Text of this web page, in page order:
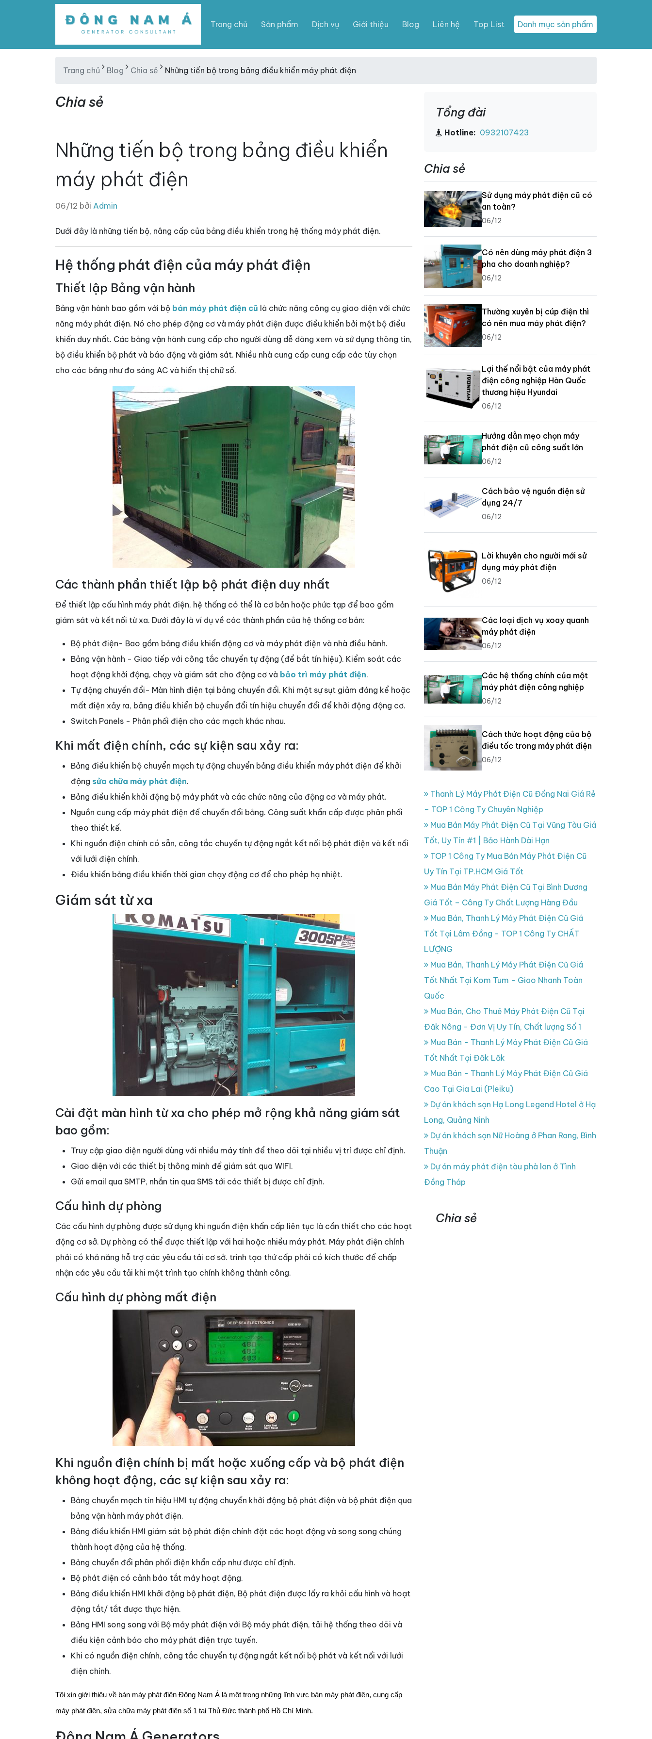
Trang chủ Sản phẩm Dịch vụ Giới thiệu Blog Liên hệ Top List Danh mục sản phẩm
Trang chủ Blog Chia sẻ Những tiến bộ trong bảng điều khiển máy phát điện
Chia sẻ
Những tiến bộ trong bảng điều khiển
máy phát điện
06/12 bởi Admin
Dưới đây là những tiến bộ, nâng cấp của bảng điều khiển trong hệ thống máy phát điện.
Hệ thống phát điện của máy phát điện
Thiết lập Bảng vận hành
Bảng vận hành bao gồm với bộ bán máy phát điện cũ là chức năng công cụ giao diện với chức
năng máy phát điện. Nó cho phép động cơ và máy phát điện được điều khiển bởi một bộ điều
khiển duy nhất. Các bảng vận hành cung cấp cho người dùng dễ dàng xem và sử dụng thông tin,
bộ điều khiển bộ phát và báo động và giám sát. Nhiều nhà cung cấp cung cấp các tùy chọn
cho các bảng như đo sáng AC và hiển thị chữ số.
Các thành phần thiết lập bộ phát điện duy nhất
Để thiết lập cấu hình máy phát điện, hệ thống có thể là cơ bản hoặc phức tạp để bao gồm
giám sát và kết nối từ xa. Dưới đây là ví dụ về các thành phần của hệ thống cơ bản:
Bộ phát điện- Bao gồm bảng điều khiển động cơ và máy phát điện và nhà điều hành.
Bảng vận hành - Giao tiếp với công tắc chuyển tự động (để bắt tín hiệu). Kiểm soát các
hoạt động khởi động, chạy và giám sát cho động cơ và bảo trì máy phát điện.
Tự động chuyển đổi- Màn hình điện tại bảng chuyển đổi. Khi một sự sụt giảm đáng kể hoặc
mất điện xảy ra, bảng điều khiển bộ chuyển đổi tín hiệu chuyển đổi để khởi động động cơ.
Switch Panels - Phân phối điện cho các mạch khác nhau.
Khi mất điện chính, các sự kiện sau xảy ra:
Bảng điều khiển bộ chuyển mạch tự động chuyển bảng điều khiển máy phát điện để khởi
động sửa chữa máy phát điện.
Bảng điều khiển khởi động bộ máy phát và các chức năng của động cơ và máy phát.
Nguồn cung cấp máy phát điện để chuyển đổi bảng. Công suất khẩn cấp được phân phối
theo thiết kế.
Khi nguồn điện chính có sẵn, công tắc chuyển tự động ngắt kết nối bộ phát điện và kết nối
với lưới điện chính.
Điều khiển bảng điều khiển thời gian chạy động cơ để cho phép hạ nhiệt.
Giám sát từ xa
Cài đặt màn hình từ xa cho phép mở rộng khả năng giám sát
bao gồm:
Truy cập giao diện người dùng với nhiều máy tính để theo dõi tại nhiều vị trí được chỉ định.
Giao diện với các thiết bị thông minh để giám sát qua WIFI.
Gửi email qua SMTP, nhắn tin qua SMS tới các thiết bị được chỉ định.
Cấu hình dự phòng
Các cấu hình dự phòng được sử dụng khi nguồn điện khẩn cấp liên tục là cần thiết cho các hoạt
động cơ sở. Dự phòng có thể được thiết lập với hai hoặc nhiều máy phát. Máy phát điện chính
phải có khả năng hỗ trợ các yêu cầu tải cơ sở. trình tạo thứ cấp phải có kích thước để chấp
nhận các yêu cầu tải khi một trình tạo chính không thành công.
Cấu hình dự phòng mất điện
Khi nguồn điện chính bị mất hoặc xuống cấp và bộ phát điện
không hoạt động, các sự kiện sau xảy ra:
Bảng chuyển mạch tín hiệu HMI tự động chuyển khởi động bộ phát điện và bộ phát điện qua
bảng vận hành máy phát điện.
Bảng điều khiển HMI giám sát bộ phát điện chính đặt các hoạt động và song song chúng
thành hoạt động của hệ thống.
Bảng chuyển đổi phân phối điện khẩn cấp như được chỉ định.
Bộ phát điện có cảnh báo tắt máy hoạt động.
Bảng điều khiển HMI khởi động bộ phát điện, Bộ phát điện được lấy ra khỏi cấu hình và hoạt
động tắt/ tắt được thực hiện.
Bảng HMI song song với Bộ máy phát điện với Bộ máy phát điện, tải hệ thống theo dõi và
điều kiện cảnh báo cho máy phát điện trực tuyến.
Khi có nguồn điện chính, công tắc chuyển tự động ngắt kết nối bộ phát và kết nối với lưới
điện chính.
Tôi xin giới thiệu về bán máy phát điện Đông Nam Á là một trong những lĩnh vực bán máy phát điện, cung cấp
máy phát điện, sửa chữa máy phát điện số 1 tại Thủ Đức thành phố Hồ Chí Minh.
Tổng đài
Hotline: 0932107423
Chia sẻ
Sử dụng máy phát điện cũ có
an toàn?
06/12
Có nên dùng máy phát điện 3
pha cho doanh nghiệp?
06/12
Thường xuyên bị cúp điện thì
có nên mua máy phát điện?
06/12
Lợi thế nổi bật của máy phát
điện công nghiệp Hàn Quốc
thương hiệu Hyundai
06/12
Hướng dẫn mẹo chọn máy
phát điện cũ công suất lớn
06/12
Cách bảo vệ nguồn điện sử
dụng 24/7
06/12
Lời khuyên cho người mới sử
dụng máy phát điện
06/12
Các loại dịch vụ xoay quanh
máy phát điện
06/12
Các hệ thống chính của một
máy phát điện công nghiệp
06/12
Cách thức hoạt động của bộ
điều tốc trong máy phát điện
06/12
Thanh Lý Máy Phát Điện Cũ Đồng Nai Giá Rẻ
– TOP 1 Công Ty Chuyên Nghiệp
Mua Bán Máy Phát Điện Cũ Tại Vũng Tàu Giá
Tốt, Uy Tín #1 | Bảo Hành Dài Hạn
TOP 1 Công Ty Mua Bán Máy Phát Điện Cũ
Uy Tín Tại TP.HCM Giá Tốt
Mua Bán Máy Phát Điện Cũ Tại Bình Dương
Giá Tốt – Công Ty Chất Lượng Hàng Đầu
Mua Bán, Thanh Lý Máy Phát Điện Cũ Giá
Tốt Tại Lâm Đồng - TOP 1 Công Ty CHẤT
LƯỢNG
Mua Bán, Thanh Lý Máy Phát Điện Cũ Giá
Tốt Nhất Tại Kom Tum - Giao Nhanh Toàn
Quốc
Mua Bán, Cho Thuê Máy Phát Điện Cũ Tại
Đăk Nông - Đơn Vị Uy Tín, Chất lượng Số 1
Mua Bán - Thanh Lý Máy Phát Điện Cũ Giá
Tốt Nhất Tại Đăk Lăk
Mua Bán - Thanh Lý Máy Phát Điện Cũ Giá
Cao Tại Gia Lai (Pleiku)
Dự án khách sạn Hạ Long Legend Hotel ở Hạ
Long, Quảng Ninh
Dự án khách sạn Nữ Hoàng ở Phan Rang, Bình
Thuận
Dự án máy phát điện tàu phà lan ở Tình
Đồng Tháp
Chia sẻ